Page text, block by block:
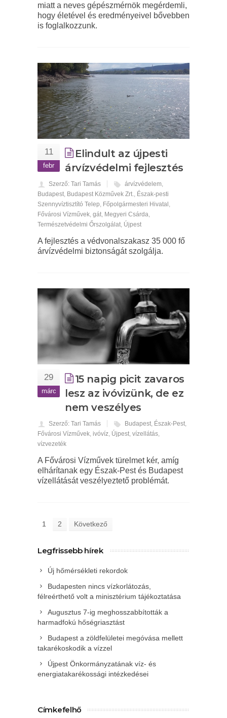
miatt a neves gépészmérnök megérdemli,
hogy életével és eredményeivel bővebben
is foglalkozzunk.
11
febr
Elindult az újpesti
árvízvédelmi fejlesztés
Szerző: Tari Tamás árvízvédelem
Budapest Budapest Közművek Zrt.
Észak-pesti
Szennyvíztisztító Telep Főpolgármesteri Hivatal
Fővárosi Vízművek gát Megyeri Csárda
Természetvédelmi Őrszolgálat Újpest
A fejlesztés a védvonalszakasz 35 000 fő
árvízvédelmi biztonságát szolgálja.
29
márc
15 napig picit zavaros
lesz az ivóvizünk, de ez
nem veszélyes
Szerző: Tari Tamás Budapest Észak-Pest
Fővárosi Vízművek ivóvíz Újpest vízellátás
vízvezeték
A Fővárosi Vízművek türelmet kér, amíg
elhárítanak egy Észak-Pest és Budapest
vízellátását veszélyeztető problémát.
1 2 Következő
Legfrissebb hírek
Új hőmérsékleti rekordok
Budapesten nincs vízkorlátozás,
félreérthető volt a minisztérium tájékoztatása
Augusztus 7-ig meghosszabbították a
harmadfokú hőségriasztást
Budapest a zöldfelületei megóvása mellett
takarékoskodik a vízzel
Újpest Önkormányzatának víz- és
energiatakarékossági intézkedései
Címkefelhő